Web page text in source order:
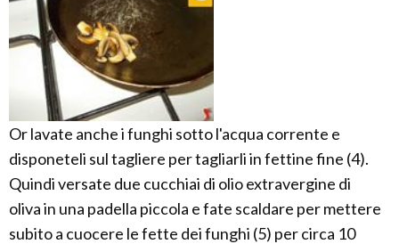
Or lavate anche i funghi sotto l'acqua corrente e
disponeteli sul tagliere per tagliarli in fettine fine (4).
Quindi versate due cucchiai di olio extravergine di
oliva in una padella piccola e fate scaldare per mettere
subito a cuocere le fette dei funghi (5) per circa 10